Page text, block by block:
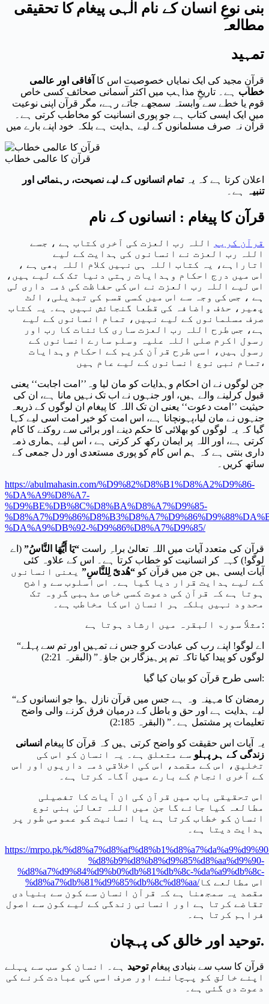
بنی نوعِ انسان کے نام الٰہی پیغام کا تحقیقی
مطالعہ
تمہید
قرآنِ مجید کی ایک نمایاں خصوصیت اس کا آفاقی اور عالمی
خطاب ہے۔ تاریخِ مذاہب میں اکثر آسمانی صحائف کسی خاص
قوم یا خطے سے وابستہ سمجھے جاتے رہے، مگر قرآن اپنی نوعیت
میں ایک ایسی کتاب ہے جو پوری انسانیت کو مخاطب کرتی ہے۔
قرآن نہ صرف مسلمانوں کے لیے ہدایت ہے بلکہ خود اپنے بارے میں
قرآن کا عالمی خطاب
اعلان کرتا ہے کہ یہتمام انسانوں کے لیے نصیحت، رہنمائی اور
تنبیہ
ہے۔
قرآن کا پیغام : انسانوں کے نام
قرآن کریم
اللہ رب العزت کی آخری کتاب ہے ، جسے
اللہ رب العزت نے انسانوں کی ہدایت کے لیے
اتاراہے، یہ کتاب اللہ ہی نہیں کلام اللہ بھی ہے ،
اس میں درج احکام وہدایات رہتی دنیا تک کے لیے ہیں،
اس لیے اللہ رب العزت نے اس کی حفاظت کی ذمہ داری لی
ہے ، جس کی وجہ سے اس میں کسی قسم کی تبدیلی، الٹ
پھیر، حذف واضافہ کی قطعا گنجائش نہیں ہے۔ یہ کتاب
صرف مسلمانوں کے لیے نہیں، تمام انسانوں کے لیے
ہے، جس طرح اللہ رب العزت ساری کائنات کا رب اور
رسول اکرم صلی اللہ علیہ وسلم سارے انسانوں کے
رسول ہیں، اسی طرح قرآن کریم کے احکام وہدایات
تمام نبی نوع انسانوں کے لیے عام ہیں،
جن لوگوں نے ان احکام وہدایات کو مان لیا وہ’’امت اجابت‘‘ یعنی
قبول کرلینے والے ہیں، اور جنہوں نے اب تک نہیں مانا ہے، ان کی
حیثیت ’’امت دعوت‘‘ یعنی ان تک اللہ کا پیغام ان لوگوں کے ذریعہ
جنہوں نے مان لیا،پہونچانا ہے، اس امت کو خیر امت اسی لیے کہا
گیا کہ یہ لوگوں کو بھلائی کا حکم دینے اور برائی سے روکنے کا کام
کرتی ہے، اور اللہ پر ایمان رکھ کر کرتی ہے ، اس لیے ہماری ذمہ
داری بنتی ہے کہ ہم اس کام کو پوری مستعدی اور دل جمعی کے
ساتھ کریں۔
https://abulmahasin.com/%D9%82%D8%B1%D8%A2%D9%86-
%DA%A9%D8%A7-
%D9%BE%DB%8C%D8%BA%D8%A7%D9%85-
%DA%A9%DB%92-%D9%86%D8%A7%D9%85/
قرآن کی متعدد آیات میں اللہ تعالیٰ براہِ راست “یَا أَيُّهَا النَّاسُ” (اے
لوگو!) کہہ کر انسانیت کو خطاب کرتا ہے۔ اس کے علاوہ کئی
آیات ایسی ہیں جن میں قرآن کو “ھُدیً لِلنَّاسِ” یعنی انسانوں
کے لیے ہدایت قرار دیا گیا ہے۔ اس اسلوب سے واضح
ہوتا ہے کہ قرآن کی دعوت کسی خاص مذہبی گروہ تک
محدود نہیں بلکہ ہر انسان اس کا مخاطب ہے۔
مثلاً سورۃ البقرہ میں ارشاد ہوتا ہے:
“اے لوگو! اپنے رب کی عبادت کرو جس نے تمہیں اور تم سے پہلے
لوگوں کو پیدا کیا تاکہ تم پرہیزگار بن جاؤ۔” (البقرہ 2:21)
اسی طرح قرآن کو بیان کیا گیا:
“رمضان کا مہینہ وہ ہے جس میں قرآن نازل ہوا جو انسانوں کے
لیے ہدایت ہے اور حق و باطل کے درمیان فرق کرنے والی واضح
تعلیمات پر مشتمل ہے۔” (البقرہ 2:185)
یہ آیات اس حقیقت کو واضح کرتی ہیں کہ قرآن کا پیغام انسانی
زندگی کے ہر پہلو سے متعلق ہے۔ یہ انسان کو اس کی
تخلیق، اس کے مقصد، اس کی اخلاقی ذمہ داریوں اور اس
کے آخری انجام کے بارے میں آگاہ کرتا ہے۔
اس تحقیقی باب میں قرآن کی ان آیات کا تفصیلی
مطالعہ کیا جائے گا جن میں اللہ تعالیٰ بنی نوع
انسان کو خطاب کرتا ہے یا انسانیت کو عمومی طور پر
ہدایت دیتا ہے۔
https://mrpo.pk/
%d8%b9%d8%b8%d9%85%d8%aa%d9%90-
%d8%a7%d9%84%d9%b0%db%81%db%8c-%da%a9%db%8c-
%d8%a7%db%81%d9%85%db%8c%d8%aa/اس مطالعے کا
مقصد یہ سمجھنا ہے کہ قرآن انسان سے کون سے بنیادی
تقاضے کرتا ہے اور انسانی زندگی کے لیے کون سے اصول
فراہم کرتا ہے۔
توحید اور خالق کی پہچان.
قرآن کا سب سے بنیادی پیغامتوحید ہے۔ انسان کو سب سے پہلے
اپنے خالق کو پہچاننے اور صرف اسی کی عبادت کرنے کی
دعوت دی گئی ہے۔